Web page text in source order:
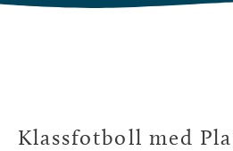
Hoppa
Klassfotboll med